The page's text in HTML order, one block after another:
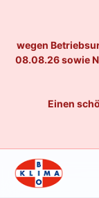
wegen
08.08.26 sowie
Einen